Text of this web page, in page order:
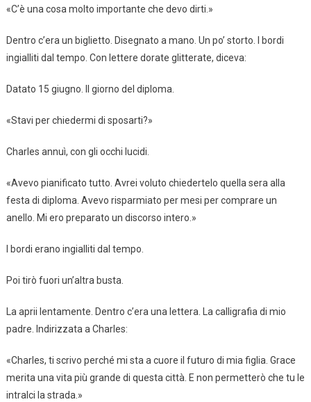
«C’è una cosa molto importante che devo dirti.»
Dentro c’era un biglietto. Disegnato a mano. Un po’ storto. I bordi
ingialliti dal tempo. Con lettere dorate glitterate, diceva:
Datato 15 giugno. Il giorno del diploma.
«Stavi per chiedermi di sposarti?»
Charles annuì, con gli occhi lucidi.
«Avevo pianificato tutto. Avrei voluto chiedertelo quella sera alla
festa di diploma. Avevo risparmiato per mesi per comprare un
anello. Mi ero preparato un discorso intero.»
I bordi erano ingialliti dal tempo.
Poi tirò fuori un’altra busta.
La aprii lentamente. Dentro c’era una lettera. La calligrafia di mio
padre. Indirizzata a Charles:
«Charles, ti scrivo perché mi sta a cuore il futuro di mia figlia. Grace
merita una vita più grande di questa città. E non permetterò che tu le
intralci la strada.»